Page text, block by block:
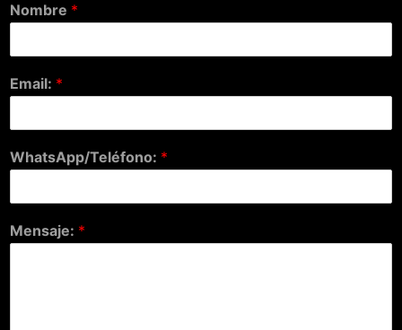
Nombre *
Email: *
WhatsApp/Teléfono: *
Mensaje: *